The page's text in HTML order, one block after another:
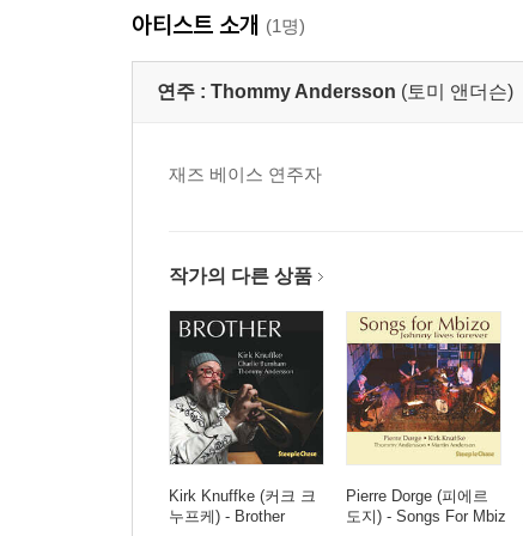
아티스트 소개 (1명)
연주 : Thommy Andersson (토미 앤더슨)
재즈 베이스 연주자
작가의 다른 상품
Kirk Knuffke (커크 크
누프케) - Brother
Pierre Dorge (피에르
도지) - Songs For Mbiz